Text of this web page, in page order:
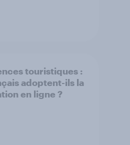
touristiques :
adoptent-ils la
en ligne ?